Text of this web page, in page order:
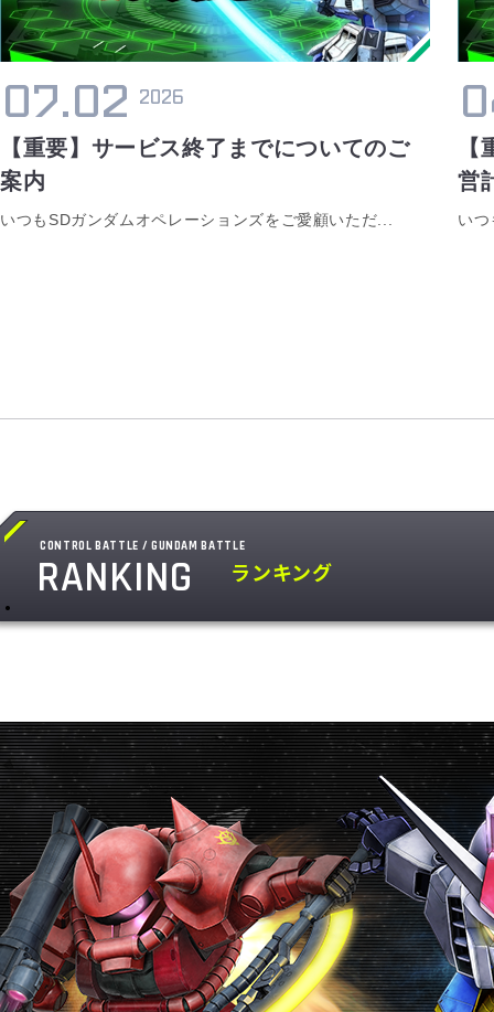
07.02 2026
【重要】サービス終了までについてのご
案内
いつもSDガンダムオペレーションズをご愛顧いただ...
営
い
CONTROL BATTLE / GUNDAM BATTLE
RANKING ランキング